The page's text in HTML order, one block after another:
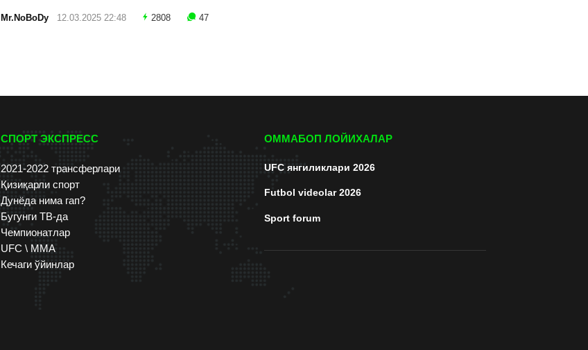
Mr.NoBoDy 12.03.2025 22:48 2808 47
СПОРТ ЭКСПРЕСС
2021-2022 трансферлари
Қизиқарли спорт
Дунёда нима гап?
Бугунги ТВ-да
Чемпионатлар
UFC \ ММА
Кечаги ўйинлар
ОММАБОП ЛОЙИХАЛАР
UFC янгиликлари 2026
Futbol videolar 2026
Sport forum